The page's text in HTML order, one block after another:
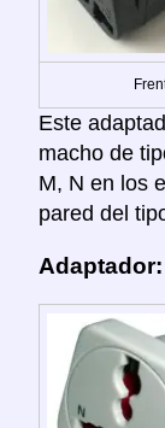
Este
macho de
M, N en los
pared del